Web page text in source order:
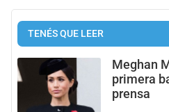
TENÉS QUE LEER
Meghan
primera
prensa